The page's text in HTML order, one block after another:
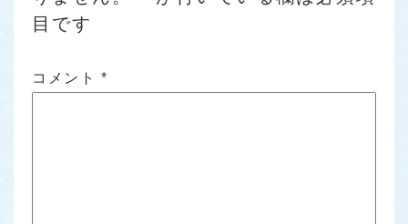
目です
コメント *